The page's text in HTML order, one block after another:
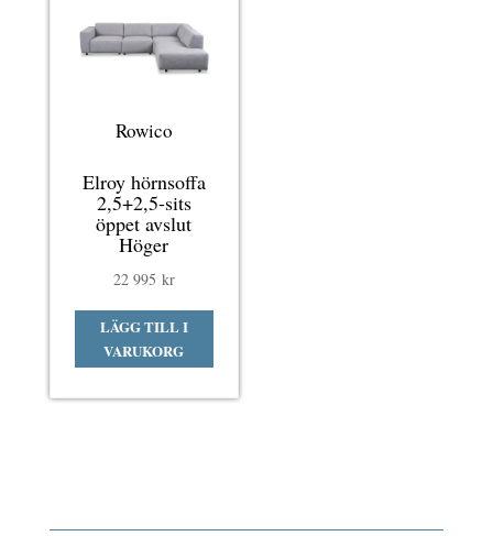
Rowico
Elroy hörnsoffa
2,5+2,5-sits
öppet avslut
Höger
22 995 kr
LÄGG TILL I
VARUKORG